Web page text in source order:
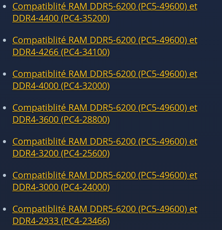
Compatiblité RAM DDR5-6200 (PC5-49600) et
DDR4-4400 (PC4-35200)
Compatiblité RAM DDR5-6200 (PC5-49600) et
DDR4-4266 (PC4-34100)
Compatiblité RAM DDR5-6200 (PC5-49600) et
DDR4-4000 (PC4-32000)
Compatiblité RAM DDR5-6200 (PC5-49600) et
DDR4-3600 (PC4-28800)
Compatiblité RAM DDR5-6200 (PC5-49600) et
DDR4-3200 (PC4-25600)
Compatiblité RAM DDR5-6200 (PC5-49600) et
DDR4-3000 (PC4-24000)
Compatiblité RAM DDR5-6200 (PC5-49600) et
DDR4-2933 (PC4-23466)